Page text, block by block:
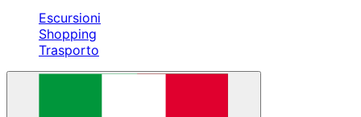
Escursioni
Shopping
Trasporto